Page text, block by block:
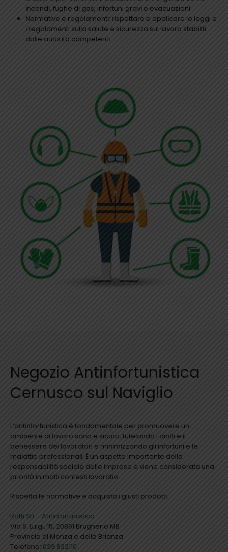
incendi, fughe di gas, infortuni gravi o evacuazioni.
Normative e regolamenti: rispettare e applicare le leggi e
i regolamenti sulla salute e sicurezza sul lavoro stabiliti
dalle autorità competenti.
Negozio Antinfortunistica
Cernusco sul Naviglio
L’antinfortunistica è fondamentale per promuovere un
ambiente di lavoro sano e sicuro, tutelando i diritti e il
benessere dei lavoratori e minimizzando gli infortuni e le
malattie professionali. È un aspetto importante della
responsabilità sociale delle imprese e viene considerata una
priorità in molti contesti lavorativi.
Rispetta le normative e acquista i giusti prodotti.
Ratti Srl – Antinfortunistica
Via S. Luigi, 15, 20861 Brugherio MB
Provincia di Monza e della Brianza
Telefono: 039 832110